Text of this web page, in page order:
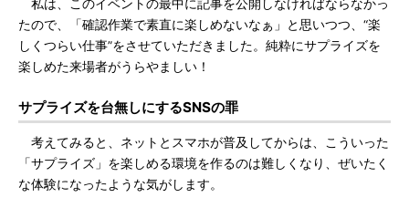
私は、このイベントの最中に記事を公開しなければならなかっ
たので、「確認作業で素直に楽しめないなぁ」と思いつつ、“楽
しくつらい仕事”をさせていただきました。純粋にサプライズを
楽しめた来場者がうらやましい！
サプライズを台無しにするSNSの罪
考えてみると、ネットとスマホが普及してからは、こういった
「サプライズ」を楽しめる環境を作るのは難しくなり、ぜいたく
な体験になったような気がします。